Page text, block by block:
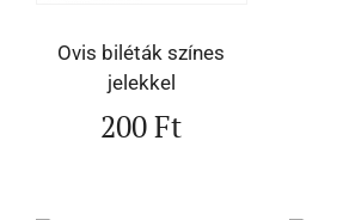
Ovis biléták színes
jelekkel
200Ft